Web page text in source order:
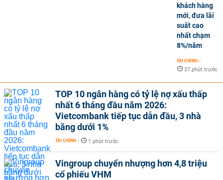
khách hàng
mới, đưa lãi
suất cao
nhất chạm
8%/năm
TÀI CHÍNH -
37 phút trước
TOP 10 ngân hàng có tỷ lệ nợ xấu thấp
nhất 6 tháng đầu năm 2026:
Vietcombank tiếp tục dẫn đầu, 3 nhà
băng dưới 1%
TÀI CHÍNH - 1 phút trước
Vingroup chuyển nhượng hơn 4,8 triệu
cổ phiếu VHM